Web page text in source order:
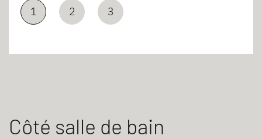
1 2 3
Côté salle de bain